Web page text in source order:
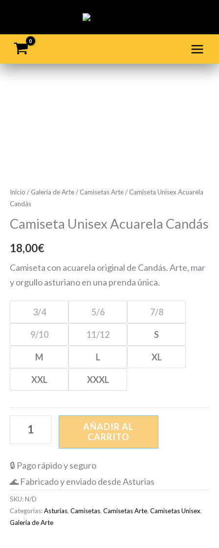
contenido
Inicio / Galería de Arte/ Camisetas Arte/ Camiseta Unisex Acuarela
Candás
Camiseta Unisex Acuarela Candás
18,00€
Camiseta con acuarela original de Candás. Arte, mar
y orgullo asturiano en una prenda única.
3/4 5/6 7/8
9/10 11/12 S
M L XL
XXL XXXL
AÑADIR AL
CARRITO
🔒 Pago rápido y seguro
🌊 Fabricado y enviado desde Asturias
SKU:N/D
Categorías:Asturias, Camisetas, Camisetas Arte, Camisetas Unisex,
Galería de Arte